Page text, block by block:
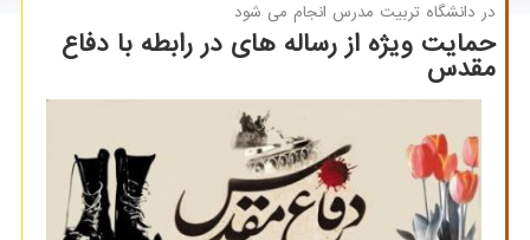
در دانشگاه تربیت مدرس انجام می شود
حمایت ویژه از رساله های در رابطه با دفاع
مقدس